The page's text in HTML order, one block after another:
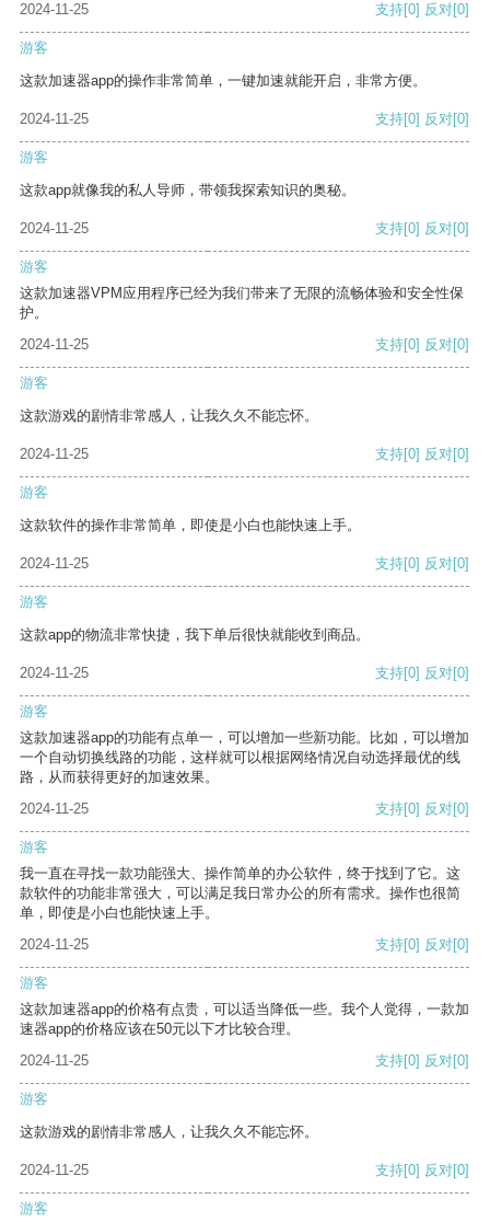
2024-11-25 支持[0] 反对[0]
游客
这款加速器app的操作非常简单，一键加速就能开启，非常方便。
2024-11-25 支持[0] 反对[0]
游客
这款app就像我的私人导师，带领我探索知识的奥秘。
2024-11-25 支持[0] 反对[0]
游客
这款加速器VPM应用程序已经为我们带来了无限的流畅体验和安全性保
护。
2024-11-25
支持[0] 反对[0]
游客
这款游戏的剧情非常感人，让我久久不能忘怀。
2024-11-25 支持[0] 反对[0]
游客
这款软件的操作非常简单，即使是小白也能快速上手。
2024-11-25 支持[0] 反对[0]
游客
这款app的物流非常快捷，我下单后很快就能收到商品。
2024-11-25 支持[0] 反对[0]
游客
这款加速器app的功能有点单一，可以增加一些新功能。比如，可以增加
一个自动切换线路的功能，这样就可以根据网络情况自动选择最优的线
路，从而获得更好的加速效果。
2024-11-25
支持[0] 反对[0]
游客
我一直在寻找一款功能强大、操作简单的办公软件，终于找到了它。这
款软件的功能非常强大，可以满足我日常办公的所有需求。操作也很简
单，即使是小白也能快速上手。
2024-11-25
支持[0] 反对[0]
游客
这款加速器app的价格有点贵，可以适当降低一些。我个人觉得，一款加
速器app的价格应该在50元以下才比较合理。
2024-11-25
支持[0] 反对[0]
游客
这款游戏的剧情非常感人，让我久久不能忘怀。
2024-11-25 支持[0] 反对[0]
游客